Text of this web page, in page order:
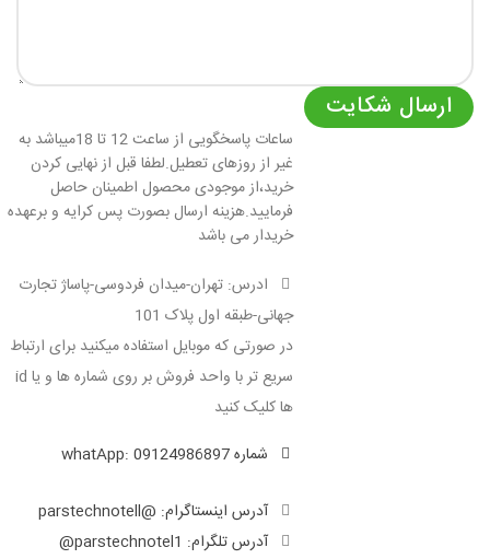
ارسال شکایت
ساعات پاسخگویی از ساعت 12 تا 18میباشد به
غیر از روزهای تعطیل.لطفا قبل از نهایی کردن
خرید،از موجودی محصول اطمینان حاصل
فرمایید.هزینه ارسال بصورت پس کرایه و برعهده
خریدار می باشد
ادرس: تهران-میدان فردوسی-پاساژ تجارت
جهانی-طبقه اول پلاک 101
در صورتی که موبایل استفاده میکنید برای ارتباط
سریع تر با واحد فروش بر روی شماره ها و یا id
ها کلیک کنید
شماره whatApp:09124986897
آدرس اینستاگرام: @parstechnotell
آدرس تلگرام: parstechnotel1@